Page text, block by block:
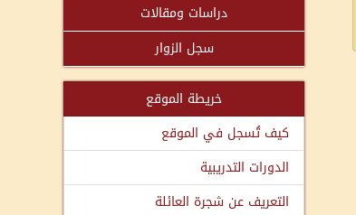
دراسات ومقالات
سجل الزوار
خريطة الموقع
كيف تُسجل في الموقع
الدورات التدريبية
التعريف عن شجرة العائلة